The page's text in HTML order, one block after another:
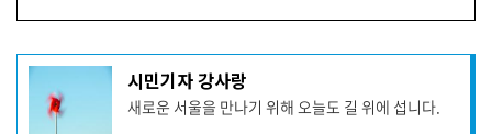
기 시민기자 강사랑
새로운 서울을 만나기 위해 오늘도 길 위에 섭니다.